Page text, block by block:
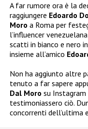
A far rumore ora è la
raggiungere Edoardo
Moro a Roma per
l’influencer
scatti in bianco e nero
insieme all’amico
Non ha aggiunto altre
tenuto a far sapere
Dal Moro su
testimoniassero ciò.
concorrenti dell’ultima